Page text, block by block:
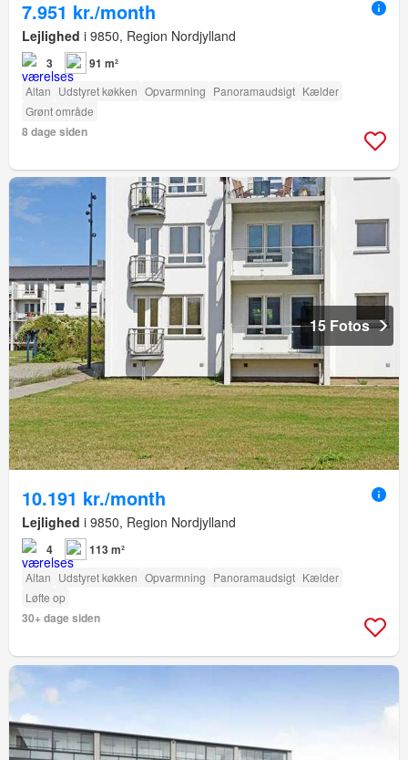
7.951 kr./month
Lejlighed i 9850, Region Nordjylland
3 91 m²
Altan Udstyret køkken Opvarmning Panoramaudsigt Kælder
Grønt område
8 dage siden
15 Fotos
10.191 kr./month
Lejlighed i 9850, Region Nordjylland
4 113 m²
Altan Udstyret køkken Opvarmning Panoramaudsigt Kælder
Løfte op
30+ dage siden